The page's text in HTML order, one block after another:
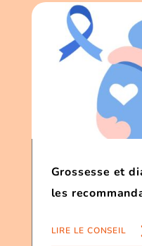
Grossesse et
les
LIRE LE CONSEIL